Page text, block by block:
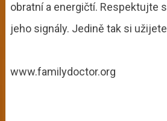
obratní a energičtí. Respektujte
jeho signály. Jedině tak si
www.familydoctor.org